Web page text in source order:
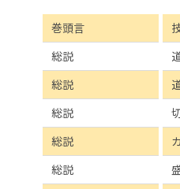
巻頭言
総説
総説
総説
総説
総説